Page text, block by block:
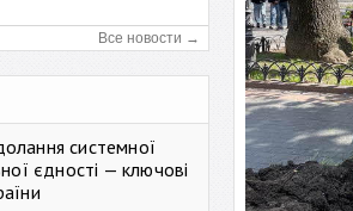
Все новости →
системної
єдності — ключові